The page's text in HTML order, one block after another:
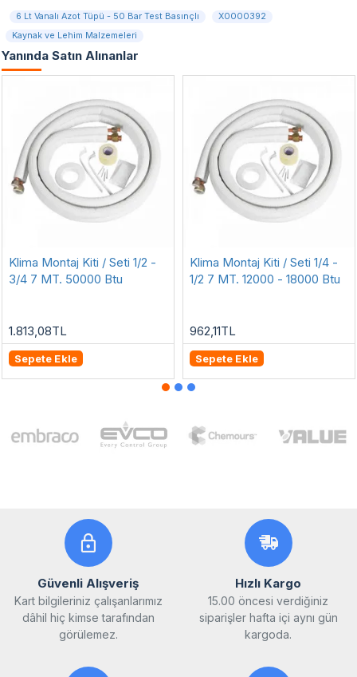
6 Lt Vanalı Azot Tüpü - 50 Bar Test Basınçlı
X0000392
Kaynak ve Lehim Malzemeleri
Yanında Satın Alınanlar
Klima Montaj Kiti / Seti 1/2 -
3/4 7 MT. 50000 Btu
1.813,08TL
Sepete Ekle
Klima Montaj Kiti / Seti 1/4 -
1/2 7 MT. 12000 - 18000 Btu
962,11TL
Sepete Ekle
Güvenli Alışveriş
Kart bilgileriniz çalışanlarımız
dâhil hiç kimse tarafından
görülemez.
Hızlı Kargo
15.00 öncesi verdiğiniz
siparişler hafta içi aynı gün
kargoda.